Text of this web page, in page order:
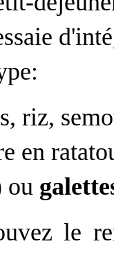
riz,
en
ou
le